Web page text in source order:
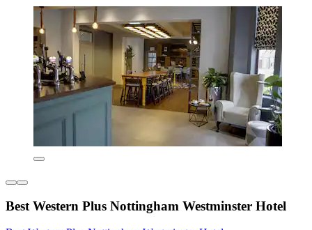
Best Western Plus Nottingham Westminster Hotel